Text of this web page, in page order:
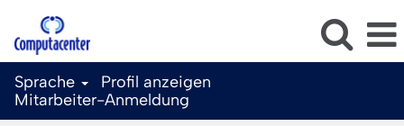
Sprache
Profil anzeigen
Mitarbeiter-Anmeldung